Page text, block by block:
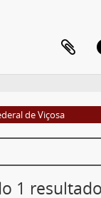
de Viçosa
1